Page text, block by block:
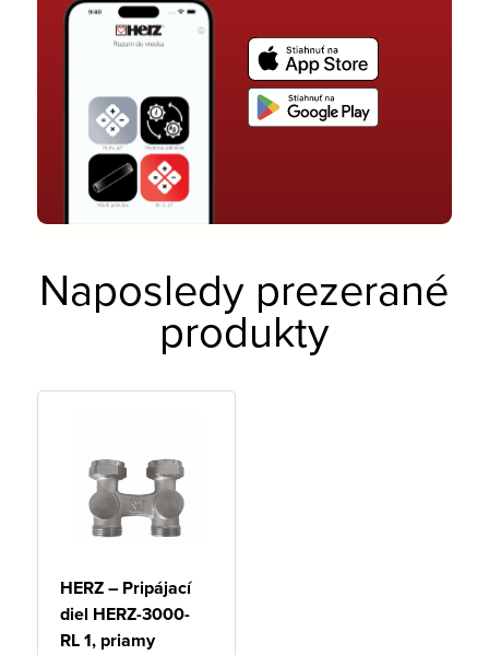
Naposledy prezerané
produkty
HERZ – Pripájací
diel HERZ-3000-
RL 1, priamy